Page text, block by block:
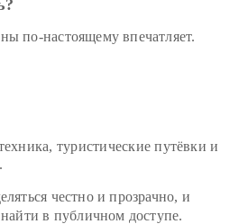
по-настоящему впечатляет.
туристические путёвки и
честно и прозрачно, и
в публичном доступе.